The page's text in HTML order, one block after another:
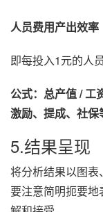
人员费用产出效率
即每投入1元的人
公式：总产值 / 工
激励、提成、社保
5.结果呈现
将分析结果以图表
要注意简明扼要